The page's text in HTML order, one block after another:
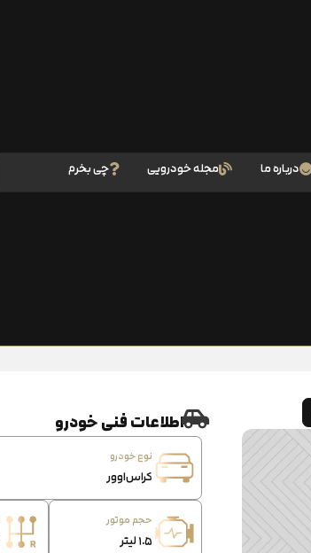
درباره ما مجله خودرویی چی بخرم
اطلاعات فنی خودرو
نوع خودرو
کراس‌اوور
حجم موتور
۱.۵ لیتر